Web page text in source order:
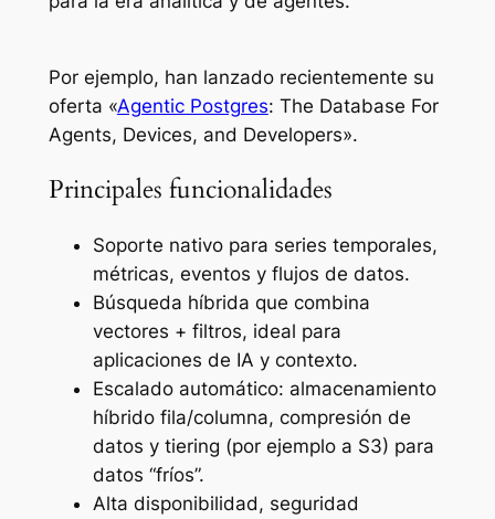
Por ejemplo, han lanzado recientemente su
oferta «Agentic Postgres: The Database For
Agents, Devices, and Developers».
Principales funcionalidades
Soporte nativo para series temporales,
métricas, eventos y flujos de datos.
Búsqueda híbrida que combina
vectores + filtros, ideal para
aplicaciones de IA y contexto.
Escalado automático: almacenamiento
híbrido fila/columna, compresión de
datos y tiering (por ejemplo a S3) para
datos “fríos”.
Alta disponibilidad, seguridad